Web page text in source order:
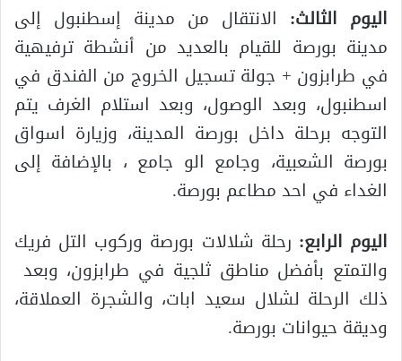
اليوم الثالث: الانتقال من مدينة إسطنبول إلى
مدينة بورصة للقيام بالعديد من أنشطة ترفيهية
في طرابزون + جولة تسجيل الخروج من الفندق في
اسطنبول، وبعد الوصول، وبعد استلام الغرف يتم
التوجه برحلة داخل بورصة المدينة، وزيارة اسواق
بورصة الشعبية، وجامع الو جامع ، بالإضافة إلى
الغداء في احد مطاعم بورصة.
اليوم الرابع: رحلة شلالات بورصة وركوب التل فريك
والتمتع بأفضل مناطق ثلجية في طرابزون، وبعد
ذلك الرحلة لشلال سعيد ابات، والشجرة العملاقة،
وديقة حيوانات بورصة.